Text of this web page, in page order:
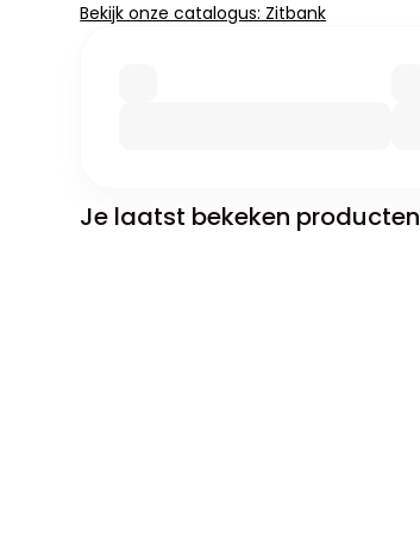
Bekijk onze catalogus: Zitbank
Je laatst bekeken producten